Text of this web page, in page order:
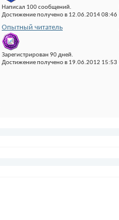
Написал 100 сообщений.
Достижение получено в 12.06.2014 08:46
Опытный читатель
Зарегистрирован 90 дней.
Достижение получено в 19.06.2012 15:53